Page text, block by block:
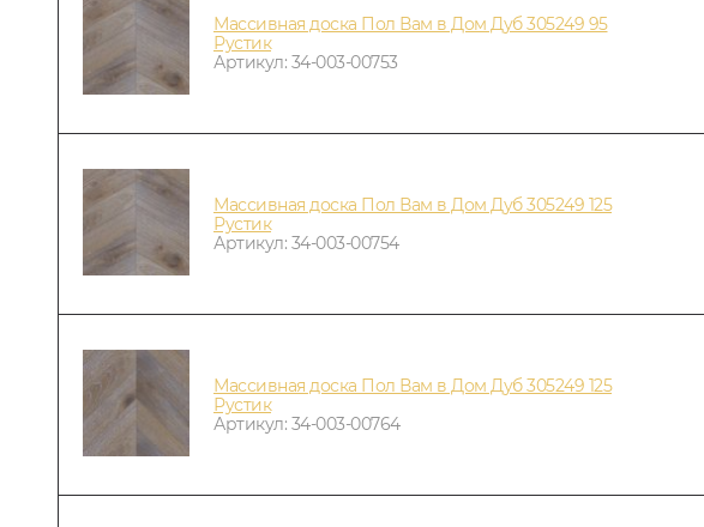
Массивная доска Пол Вам в Дом Дуб 305249 95
Рустик
Артикул: 34-003-00753
Массивная доска Пол Вам в Дом Дуб 305249 125
Рустик
Артикул: 34-003-00754
Массивная доска Пол Вам в Дом Дуб 305249 125
Рустик
Артикул: 34-003-00764